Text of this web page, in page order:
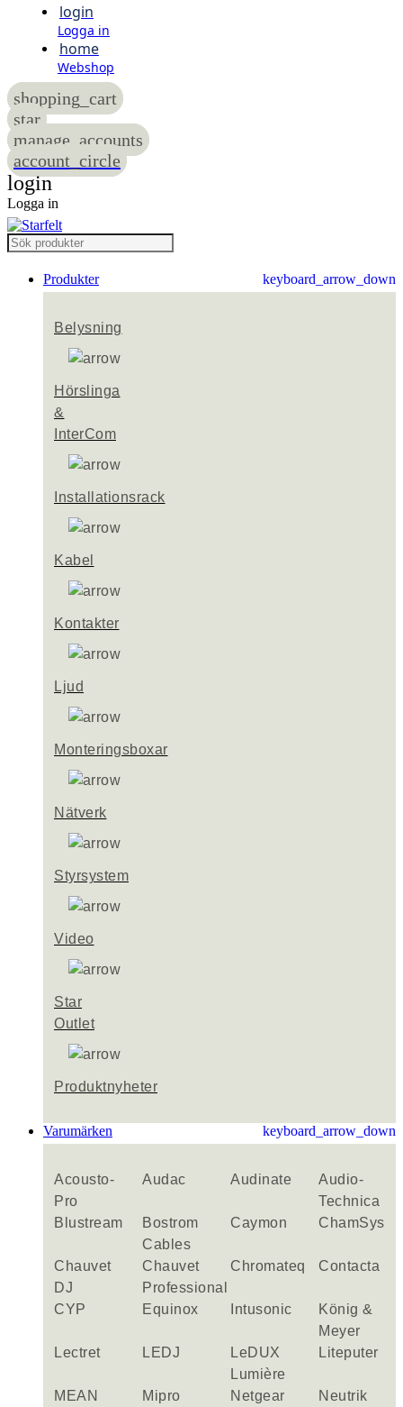
login
Logga in
home
Webshop
shopping_cart
star
manage_accounts
account_circle
login
Logga in
Produkter keyboard_arrow_down
Belysning
Hörslinga
&
InterCom
Installationsrack
Kabel
Kontakter
Ljud
Monteringsboxar
Nätverk
Styrsystem
Video
Star
Outlet
Produktnyheter
Varumärken keyboard_arrow_down
Acousto-
Pro
Audac Audinate
Audio-
Technica
Blustream
Bostrom
Cables
Caymon ChamSys
Chauvet
DJ
Chauvet
Professional
Chromateq Contacta
CYP Equinox Intusonic
König &
Meyer
Lectret
LEDJ
LeDUX
Lumière
Liteputer
MEAN
Mipro Netgear Neutrik